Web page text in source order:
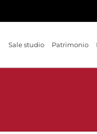
Sale studio Patrimonio